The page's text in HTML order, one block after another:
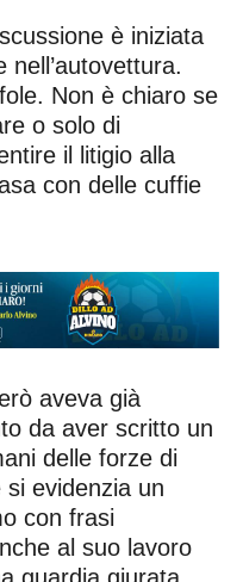
è iniziata
Non è chiaro se
o solo di
il litigio alla
con delle cuffie
aveva già
da aver scritto un
delle forze di
si evidenzia un
con frasi
al suo lavoro